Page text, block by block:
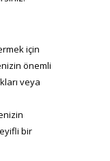
için
önemli
veya
bir